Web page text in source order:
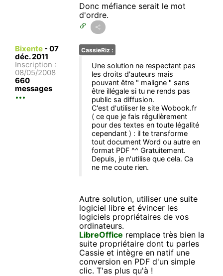
Donc méfiance serait le mot
d'ordre.
Bixente - 07
déc. 2011
Inscription :
08/05/2008
660
messages
CassieRiz :
Une solution ne respectant pas
les droits d'auteurs mais
pouvant être " maligne " sans
être illégale si tu ne rends pas
public sa diffusion.
C'est d'utiliser le site Wobook.fr
( ce que je fais régulièrement
pour des textes en toute légalité
cependant ) : il te transforme
tout document Word ou autre en
format PDF ^^ Gratuitement.
Depuis, je n'utilise que cela. Ca
ne me coute rien.
Autre solution, utiliser une suite
logiciel libre et évincer les
logiciels propriétaires de vos
ordinateurs.
LibreOffice remplace très bien la
suite propriétaire dont tu parles
Cassie et intègre en natif une
conversion en PDF d'un simple
clic. T'as plus qu'à !